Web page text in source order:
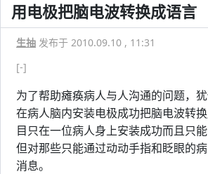
用电极把脑电波转换成语言
生抽 发布于 2010.09.10 , 11:31
[-]
为了帮助瘫痪病人与人沟通的问题，
在病人脑内安装电极成功把脑电波转
目只在一位病人身上安装成功而且只能
但对那些只能通过动动手指和眨眼的
消息。